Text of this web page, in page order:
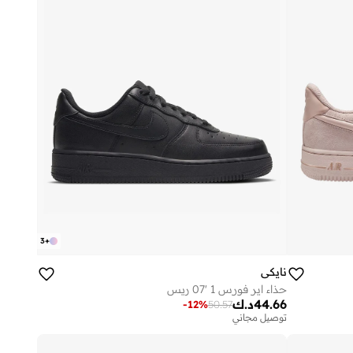
+
3
نايكي
حذاء اير فورس 1 '07 ريس
د.ك44.66
50.57
-12%
توصيل مجاني